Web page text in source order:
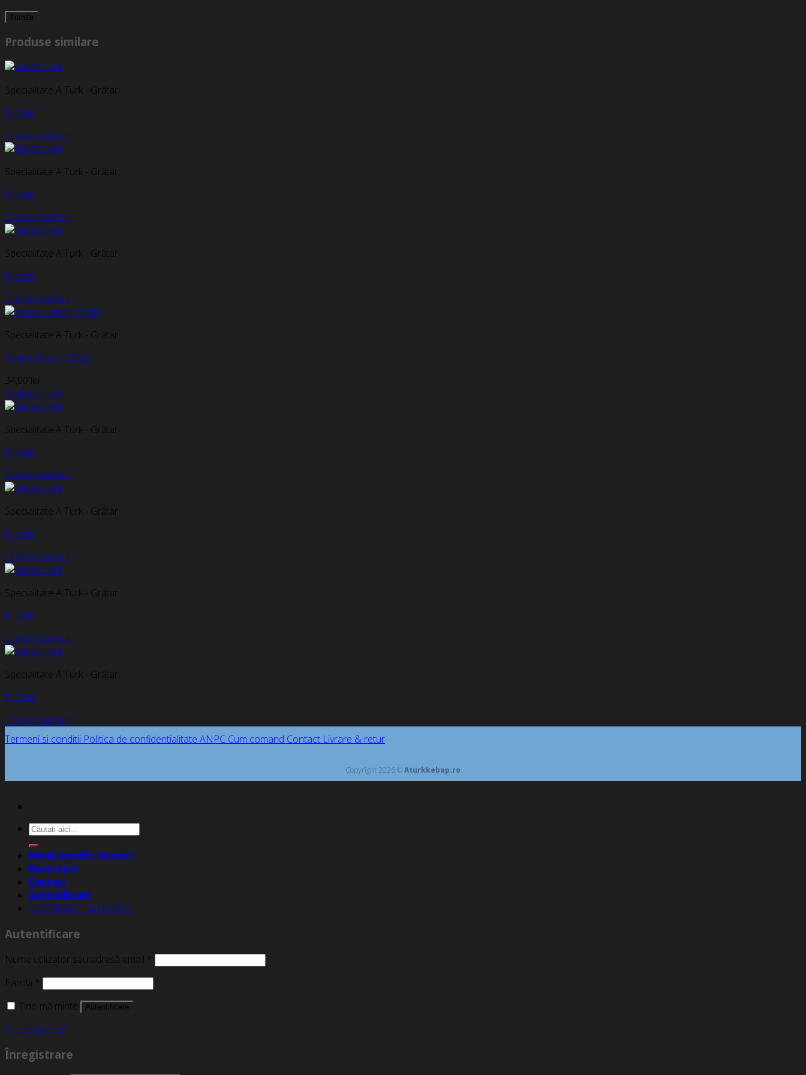
Produse similare
Specialitate A Turk - Grătar
Produs
Citește mai mult
Specialitate A Turk - Grătar
Produs
Citește mai mult
Specialitate A Turk - Grătar
Produs
Citește mai mult
Specialitate A Turk - Grătar
Adana Kebap (350g)
34,00 lei
Adaugă în coș
Specialitate A Turk - Grătar
Produs
Citește mai mult
Specialitate A Turk - Grătar
Produs
Citește mai mult
Specialitate A Turk - Grătar
Produs
Citește mai mult
Specialitate A Turk - Grătar
Produs
Citește mai mult
Termeni si conditii Politica de confidentialitate ANPC Cum comand Contact Livrare & retur
Copyright 2026 ©Aturkkebap.ro
Caută
după:
Meniu Specific Turcesc
Rezervare
Contact
Autentificare
COMANDĂ TELEFONIC
Autentificare
Nume utilizator sau adresă email *
Parolă *
Ține-mă minte
Autentificare
Ai uitat parola?
Înregistrare